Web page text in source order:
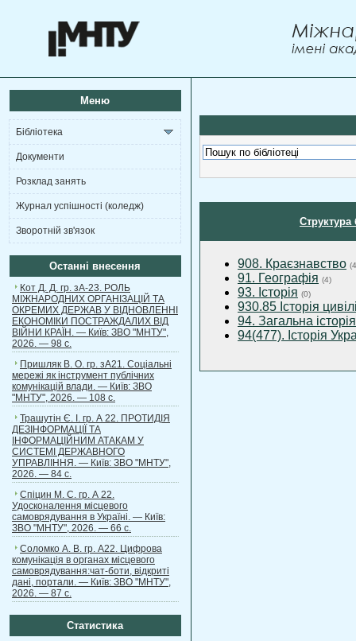
Меню
Бібліотека
Документи
Розклад занять
Журнал успішності (коледж)
Зворотній зв'язок
Останні внесення
Кот Д. Д. гр. зА-23. РОЛЬ
МІЖНАРОДНИХ ОРГАНІЗАЦІЙ ТА
ОКРЕМИХ ДЕРЖАВ У ВІДНОВЛЕННІ
ЕКОНОМІКИ ПОСТРАЖДАЛИХ ВІД
ВІЙНИ КРАЇН. — Київ: ЗВО "МНТУ",
2026. — 98 с.
Пришляк В. О. гр. зА21. Соціальні
мережі як інструмент публічних
комунікацій влади. — Київ: ЗВО
"МНТУ", 2026. — 108 с.
Трашутін Є. І. гр. А 22. ПРОТИДІЯ
ДЕЗІНФОРМАЦІЇ ТА
ІНФОРМАЦІЙНИМ АТАКАМ У
СИСТЕМІ ДЕРЖАВНОГО
УПРАВЛІННЯ. — Київ: ЗВО "МНТУ",
2026. — 84 с.
Спіцин М. С. гр. А 22.
Удосконалення місцевого
самоврядування в Україні. — Київ:
ЗВО "МНТУ", 2026. — 66 с.
Соломко А. В. гр. А22. Цифрова
комунікація в органах місцевого
самоврядування:чат-боти, відкриті
дані, портали. — Київ: ЗВО "МНТУ",
2026. — 87 с.
Статистика
Структура
908. Краєзнавство
91. Географія (4)
93. Історія (0)
930.85 Історія
94. Загальна історія
94(477). Історія